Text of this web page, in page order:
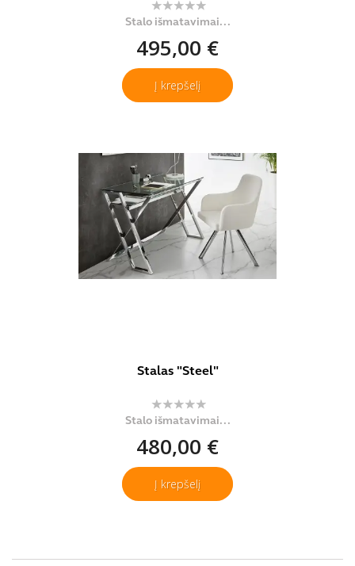
Stalo išmatavimai...
495,00 €
Į krepšelį
Stalas "Steel"
Stalo išmatavimai...
480,00 €
Į krepšelį